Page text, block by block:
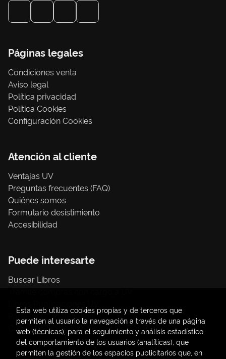
Páginas legales
Condiciones venta
Aviso legal
Política privacidad
Política Cookies
Configuración Cookies
Atención al cliente
Ventajas UV
Preguntas frecuentes (FAQ)
Quiénes somos
Formulario desistimiento
Accesibilidad
Puede interesarte
Buscar Libros
Papelería / material oficina
Consumo Sostenible
Esta web utiliza cookies propias y de terceros que
permiten al usuario la navegación a través de una página
web (técnicas), para el seguimiento y análisis estadístico
del comportamiento de los usuarios (analíticas), que
permiten la gestión de los espacios publicitarios que, en